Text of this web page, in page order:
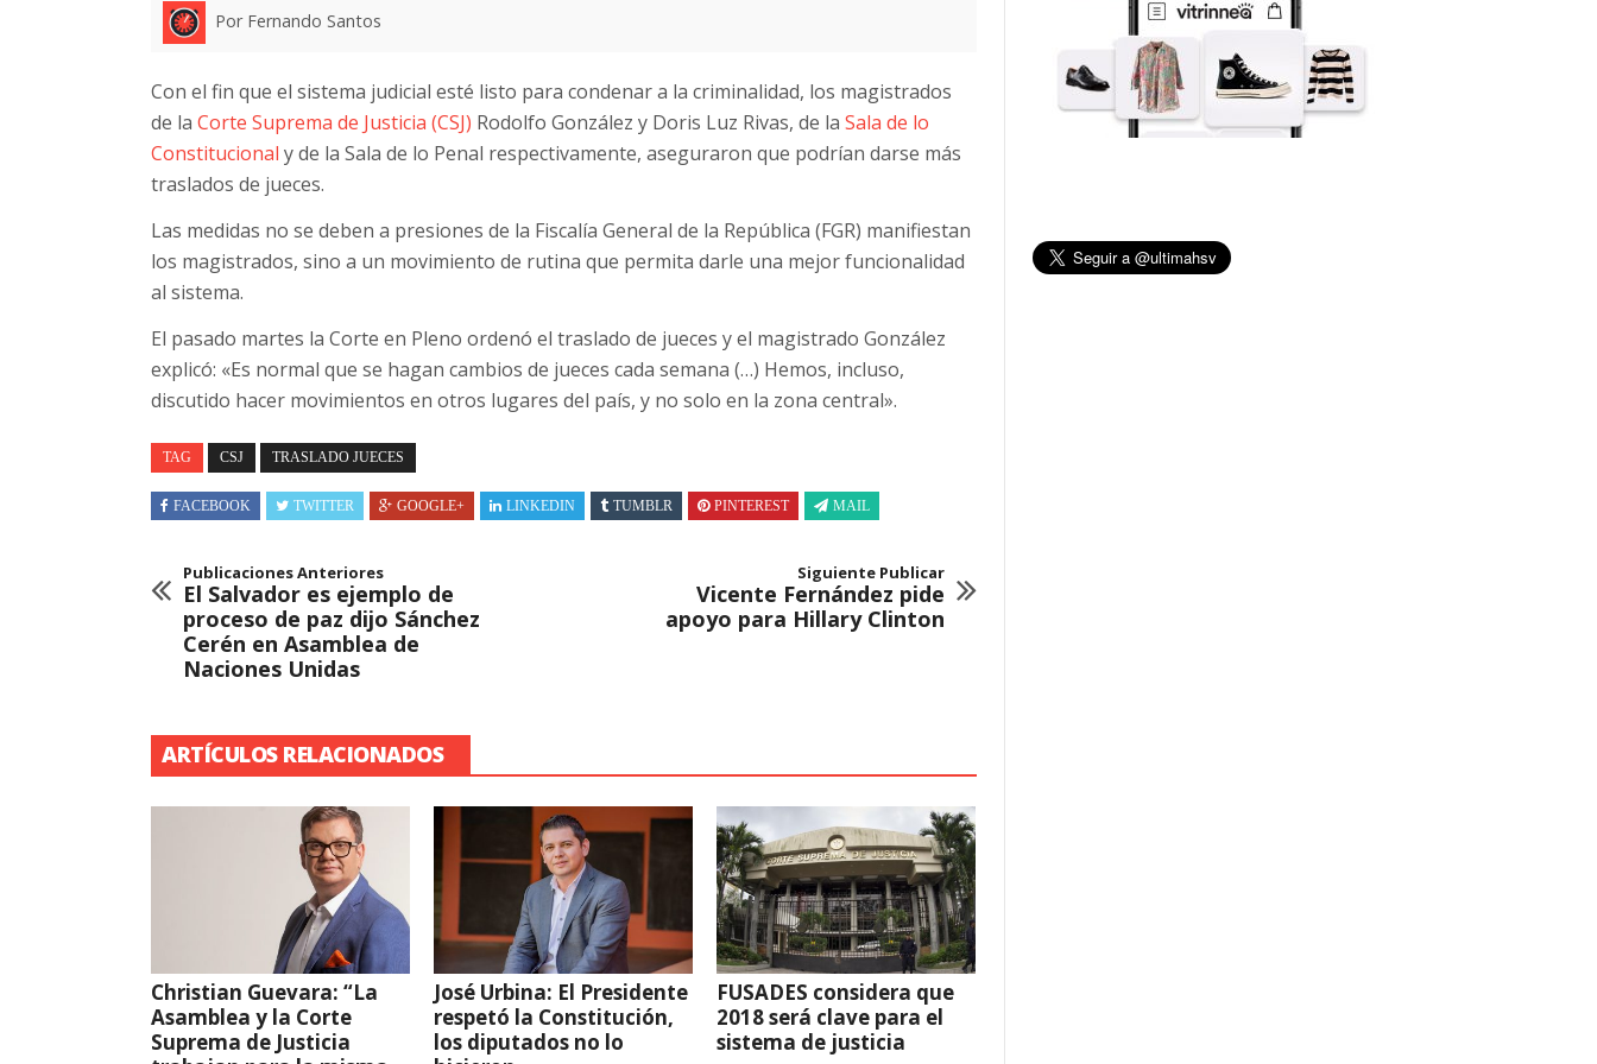
Por Fernando Santos
Con el fin que el sistema judicial esté listo para condenar a la criminalidad, los magistrados
de la Corte Suprema de Justicia (CSJ) Rodolfo González y Doris Luz Rivas, de la Sala de lo
Constitucional y de la Sala de lo Penal respectivamente, aseguraron que podrían darse más
traslados de jueces.
Las medidas no se deben a presiones de la Fiscalía General de la República (FGR) manifiestan
los magistrados, sino a un movimiento de rutina que permita darle una mejor funcionalidad
al sistema.
El pasado martes la Corte en Pleno ordenó el traslado de jueces y el magistrado González
explicó: «Es normal que se hagan cambios de jueces cada semana (…) Hemos, incluso,
discutido hacer movimientos en otros lugares del país, y no solo en la zona central».
TAG CSJ TRASLADO JUECES
FACEBOOK TWITTER GOOGLE+ LINKEDIN TUMBLR PINTEREST MAIL
Publicaciones Anteriores
El Salvador es ejemplo de
proceso de paz dijo Sánchez
Cerén en Asamblea de
Naciones Unidas
Siguiente Publicar
Vicente Fernández pide
apoyo para Hillary Clinton
ARTÍCULOS RELACIONADOS
Christian Guevara: “La
Asamblea y la Corte
Suprema de Justicia
José Urbina: El Presidente
respetó la Constitución,
los diputados no lo
FUSADES considera que
2018 será clave para el
sistema de justicia